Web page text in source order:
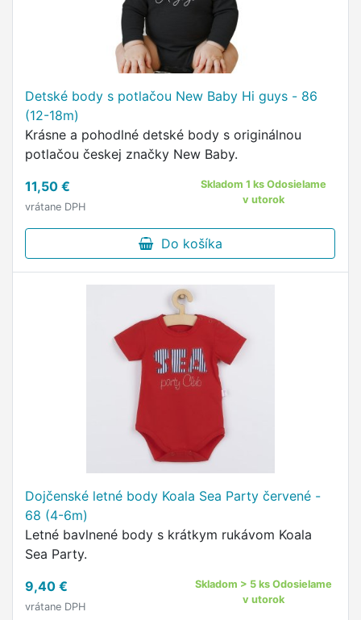
Detské body s potlačou New Baby Hi guys - 86
(12-18m)
Krásne a pohodlné detské body s originálnou
potlačou českej značky New Baby.
11,50 €
vrátane DPH
Skladom 1 ks Odosielame
v utorok
Do košíka
Dojčenské letné body Koala Sea Party červené -
68 (4-6m)
Letné bavlnené body s krátkym rukávom Koala
Sea Party.
9,40 €
vrátane DPH
Skladom > 5 ks Odosielame
v utorok